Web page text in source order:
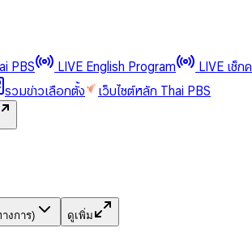
PBS LIVE English Program
LIVE เช็ก
รวมข่าวเลือกตั้ง
เว็บไซต์หลัก Thai PBS
งการ) ดูเพิ่ม